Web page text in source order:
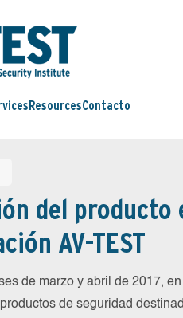
ResourcesContacto
del producto
AV-TEST
de marzo y abril de 2017,
de seguridad